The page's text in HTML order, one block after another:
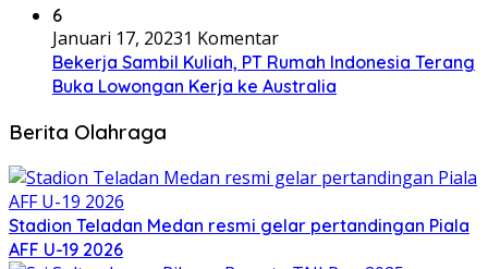
6
Januari 17, 20231 Komentar
Bekerja Sambil Kuliah, PT Rumah Indonesia Terang
Buka Lowongan Kerja ke Australia
Berita Olahraga
Stadion Teladan Medan resmi gelar pertandingan Piala
AFF U-19 2026